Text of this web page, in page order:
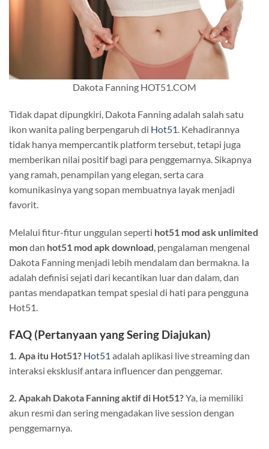
Dakota Fanning HOT51.COM
Tidak dapat dipungkiri, Dakota Fanning adalah salah satu
ikon wanita paling berpengaruh di Hot51. Kehadirannya
tidak hanya mempercantik platform tersebut, tetapi juga
memberikan nilai positif bagi para penggemarnya. Sikapnya
yang ramah, penampilan yang elegan, serta cara
komunikasinya yang sopan membuatnya layak menjadi
favorit.
Melalui fitur-fitur unggulan seperti hot51 mod ask unlimited
mondan hot51 mod apk download, pengalaman mengenal
Dakota Fanning menjadi lebih mendalam dan bermakna. Ia
adalah definisi sejati dari kecantikan luar dan dalam, dan
pantas mendapatkan tempat spesial di hati para pengguna
Hot51.
FAQ (Pertanyaan yang Sering Diajukan)
1. Apa itu Hot51? Hot51 adalah aplikasi live streaming dan
interaksi eksklusif antara influencer dan penggemar.
2. Apakah Dakota Fanning aktif di Hot51?Ya, ia memiliki
akun resmi dan sering mengadakan live session dengan
penggemarnya.